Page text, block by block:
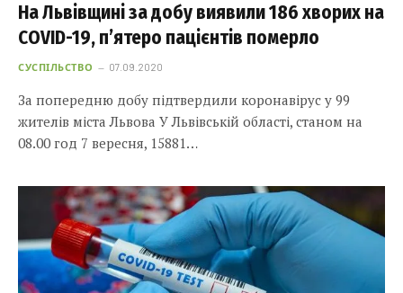
На Львівщині за добу виявили 186 хворих на
COVID-19, п’ятеро пацієнтів померло
СУСПІЛЬСТВО 07.09.2020
За попередню добу підтвердили коронавірус у 99
жителів міста Львова У Львівській області, станом на
08.00 год 7 вересня, 15881…